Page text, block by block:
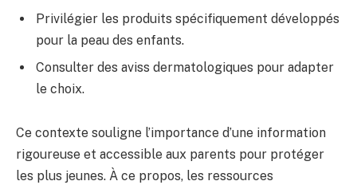
Privilégier les produits spécifiquement développés
pour la peau des enfants.
Consulter des aviss dermatologiques pour adapter
le choix.
Ce contexte souligne l’importance d’une information
rigoureuse et accessible aux parents pour protéger
les plus jeunes. À ce propos, les ressources